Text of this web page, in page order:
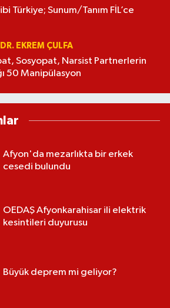
Türkiye; Sunum/Tanım FİL’ce
EKREM ÇULFA
Sosyopat, Narsist Partnerlerin
50 Manipülasyon
Afyon'da mezarlıkta bir erkek
cesedi bulundu
OEDAŞ Afyonkarahisar ili elektrik
kesintileri duyurusu
Büyük deprem mi geliyor?